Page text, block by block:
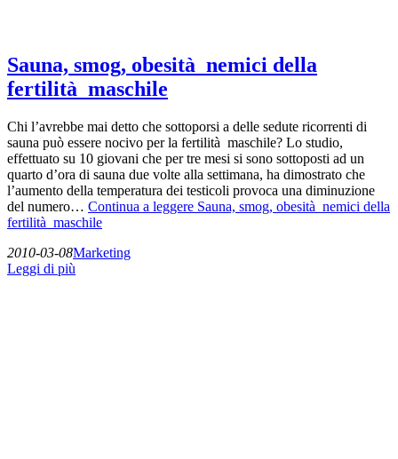
Sauna, smog, obesità nemici della
fertilità maschile
Chi l’avrebbe mai detto che sottoporsi a delle sedute ricorrenti di
sauna può essere nocivo per la fertilità maschile? Lo studio,
effettuato su 10 giovani che per tre mesi si sono sottoposti ad un
quarto d’ora di sauna due volte alla settimana, ha dimostrato che
l’aumento della temperatura dei testicoli provoca una diminuzione
del numero… Continua a leggere Sauna, smog, obesità nemici della
fertilità maschile
2010-03-08Marketing
Leggi di più